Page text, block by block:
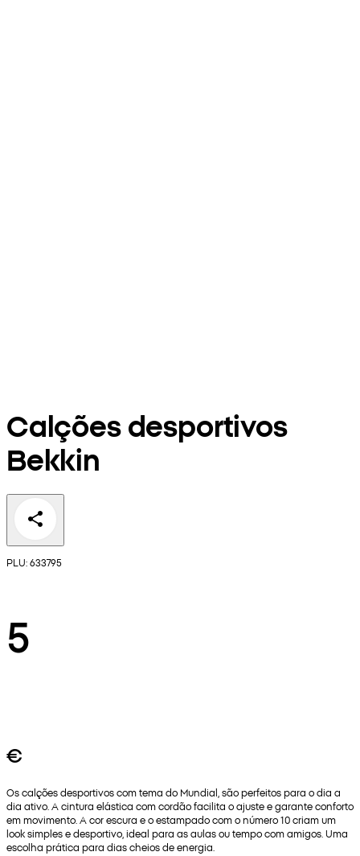
Calções desportivos
Bekkin
PLU: 633795
5
€
Os calções desportivos com tema do Mundial, são perfeitos para o dia a
dia ativo. A cintura elástica com cordão facilita o ajuste e garante conforto
em movimento. A cor escura e o estampado com o número 10 criam um
look simples e desportivo, ideal para as aulas ou tempo com amigos. Uma
escolha prática para dias cheios de energia.